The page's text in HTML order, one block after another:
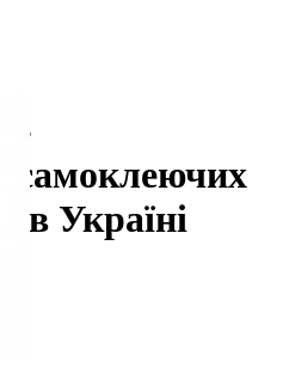
-
самоклеючих
в Україні